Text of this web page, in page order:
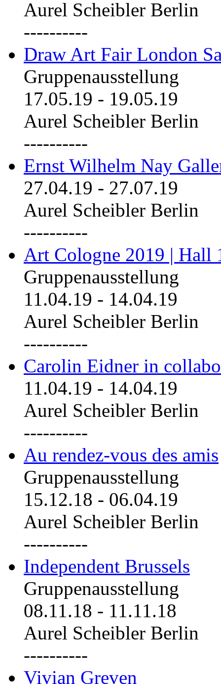
Aurel Scheibler Berlin
----------
Draw Art Fair London
Gruppenausstellung
17.05.19 - 19.05.19
Aurel Scheibler Berlin
----------
Ernst Wilhelm Nay
27.04.19 - 27.07.19
Aurel Scheibler Berlin
----------
Art Cologne 2019 | Hall
Gruppenausstellung
11.04.19 - 14.04.19
Aurel Scheibler Berlin
----------
Carolin Eidner in
11.04.19 - 14.04.19
Aurel Scheibler Berlin
----------
Au rendez-vous des amis
Gruppenausstellung
15.12.18 - 06.04.19
Aurel Scheibler Berlin
----------
Independent Brussels
Gruppenausstellung
08.11.18 - 11.11.18
Aurel Scheibler Berlin
----------
Vivian Greven